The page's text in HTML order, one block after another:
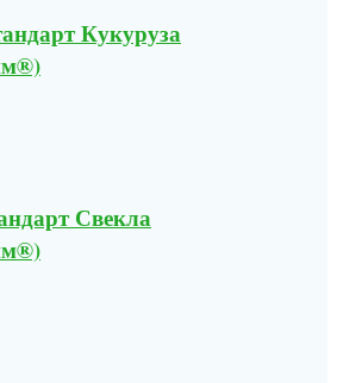
Кукуруза
Свекла